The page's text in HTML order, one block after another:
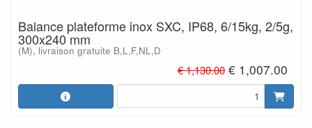
Balance plateforme inox SXC, IP68, 6/15kg, 2/5g,
300x240 mm
(M), livraison gratuite B,L,F,NL,D
€ 1,130.00 € 1,007.00